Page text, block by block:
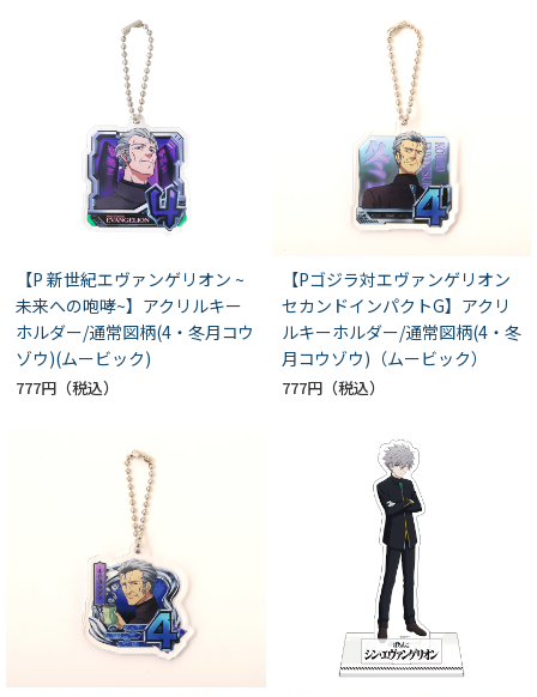
【P 新世紀エヴァンゲリオン ~
未来への咆哮~】アクリルキー
ホルダー/通常図柄(4・冬月コウ
ゾウ)(ムービック)
777円
【Pゴジラ対エヴァンゲリオン
セカンドインパクトG】アクリ
ルキーホルダー/通常図柄(4・冬
月コウゾウ)（ムービック）
777円